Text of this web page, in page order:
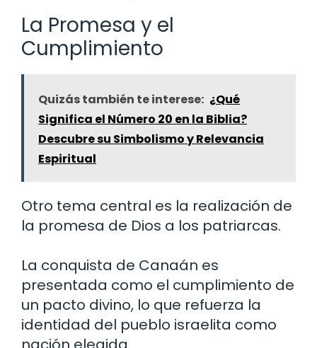
La Promesa y el
Cumplimiento
Quizás también te interese: ¿Qué
Significa el Número 20 en la Biblia?
Descubre su Simbolismo y Relevancia
Espiritual
Otro tema central es la realización de
la promesa de Dios a los patriarcas.
La conquista de Canaán es
presentada como el cumplimiento de
un pacto divino, lo que refuerza la
identidad del pueblo israelita como